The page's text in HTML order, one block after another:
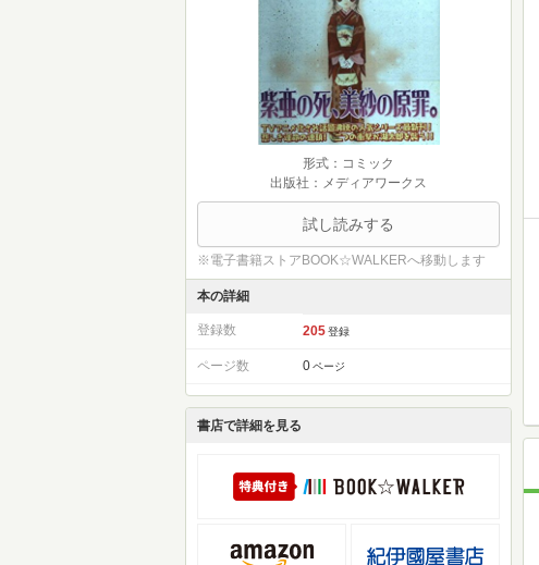
形式：コミック
出版社：メディアワークス
試し読みする
※電子書籍ストアBOOK☆WALKERへ移動します
本の詳細
登録数 205 登録
ページ数 0 ページ
書店で詳細を見る